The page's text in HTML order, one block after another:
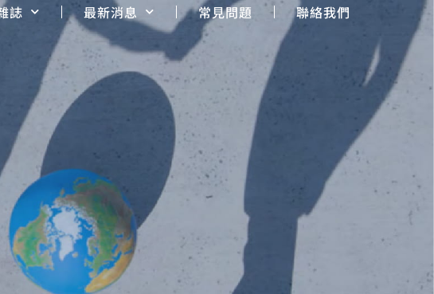
誌 最新消息 常見問題 聯絡我們